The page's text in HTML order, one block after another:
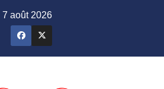
7 août 2026